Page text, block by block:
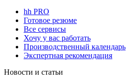
hh PRO
Готовое резюме
Все сервисы
Хочу у вас работать
Производственный календарь
Экспертная рекомендация
Новости и статьи